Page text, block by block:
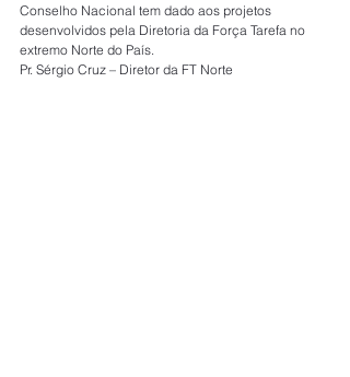
Conselho Nacional tem dado aos projetos
desenvolvidos pela Diretoria da Força Tarefa no
extremo Norte do País.
Pr. Sérgio Cruz – Diretor da FT Norte